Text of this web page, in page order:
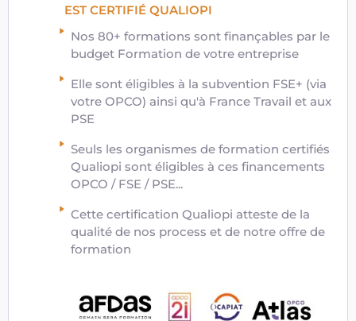
EST CERTIFIÉ QUALIOPI
Nos 80+ formations sont finançables par le
budget Formation de votre entreprise
Elle sont éligibles à la subvention FSE+ (via
votre OPCO) ainsi qu'à France Travail et aux
PSE
Seuls les organismes de formation certifiés
Qualiopi sont éligibles à ces financements
OPCO / FSE / PSE...
Cette certification Qualiopi atteste de la
qualité de nos process et de notre offre de
formation